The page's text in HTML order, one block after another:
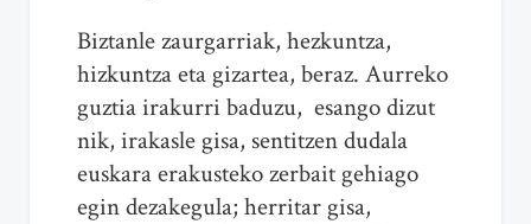
Biztanle zaurgarriak, hezkuntza,
hizkuntza eta gizartea, beraz. Aurreko
guztia irakurri baduzu, esango dizut
nik, irakasle gisa, sentitzen dudala
euskara erakusteko zerbait gehiago
egin dezakegula; herritar gisa,